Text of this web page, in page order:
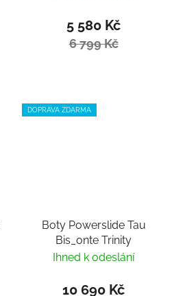
5 580 Kč
6 799 Kč
DOPRAVA ZDARMA
Boty Powerslide Tau
Bis_onte Trinity
Ihned k odeslání
10 690 Kč